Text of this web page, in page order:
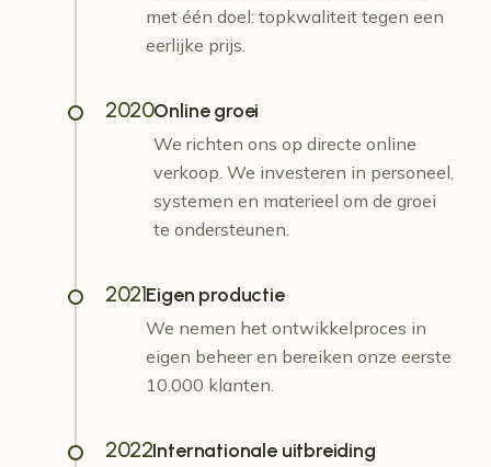
met één doel: topkwaliteit tegen een
eerlijke prijs.
2020Online groei
We richten ons op directe online
verkoop. We investeren in personeel,
systemen en materieel om de groei
te ondersteunen.
2021Eigen productie
We nemen het ontwikkelproces in
eigen beheer en bereiken onze eerste
10.000 klanten.
2022Internationale uitbreiding